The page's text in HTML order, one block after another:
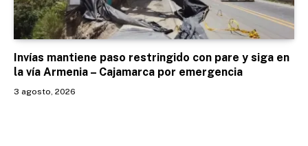
Invías mantiene paso restringido con pare y siga en
la vía Armenia – Cajamarca por emergencia
3 agosto, 2026